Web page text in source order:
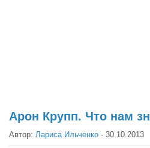
Факты
Выборы
Арон Крупп. Что нам
Автор: Лариса Ильченко · 30.10.2013